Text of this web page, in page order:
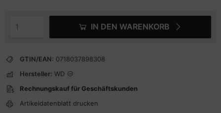
IN DEN WARENKORB
GTIN/EAN: 0718037898308
Hersteller: WD
Rechnungskauf für Geschäftskunden
Artikeldatenblatt drucken